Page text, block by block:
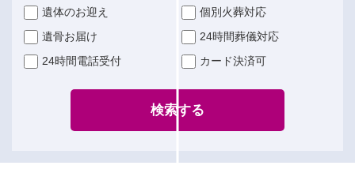
遺体のお迎え
個別火葬対応
遺骨お届け
24時間葬儀対応
24時間電話受付
カード決済可
検索する